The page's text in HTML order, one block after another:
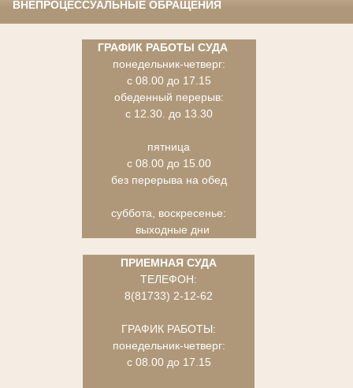
ВНЕПРОЦЕССУАЛЬНЫЕ ОБРАЩЕНИЯ
ГРАФИК РАБОТЫ СУДА
понедельник-четверг:
с 08.00 до 17.15
обеденный перерыв:
с 12.30. до 13.30
пятница
с 08.00 до 15.00
без перерыва на обед
суббота, воскресенье:
выходные дни
ПРИЕМНАЯ СУДА
ТЕЛЕФОН:
8(81733) 2-12-62
ГРАФИК РАБОТЫ:
понедельник-четверг:
с 08.00 до 17.15